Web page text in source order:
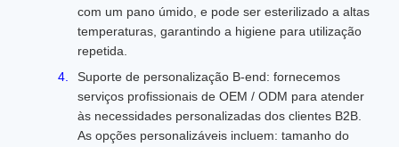
com um pano úmido, e pode ser esterilizado a altas
temperaturas, garantindo a higiene para utilização
repetida.
Suporte de personalização B-end: fornecemos
serviços profissionais de OEM / ODM para atender
às necessidades personalizadas dos clientes B2B.
As opções personalizáveis incluem: tamanho do